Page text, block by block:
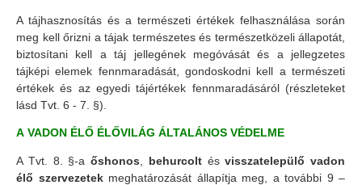
A tájhasznosítás és a természeti értékek felhasználása során
meg kell őrizni a tájak természetes és természetközeli állapotát,
biztosítani kell a táj jellegének megóvását és a jellegzetes
tájképi elemek fennmaradását, gondoskodni kell a természeti
értékek és az egyedi tájértékek fennmaradásáról (részleteket
lásd Tvt. 6 - 7. §).
A VADON ÉLŐ ÉLŐVILÁG ÁLTALÁNOS VÉDELME
A Tvt. 8. §-a őshonos behurcolt ésvisszatelepülő vadon
élő szervezetekmeghatározását állapítja meg, a további 9 –